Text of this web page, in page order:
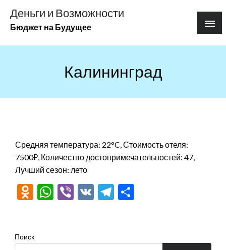
содержимому
Деньги и Возможности
Бюджет на Будущее
Калининград
Средняя температура: 22°C, Стоимость отеля:
7500₽, Количество достопримечательностей: 47,
Лучший сезон: лето
Odnoklassniki
WhatsApp
Viber
VK Telegram
Поиск